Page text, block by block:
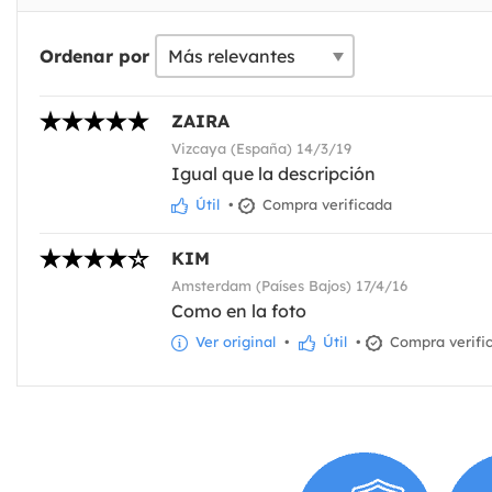
Ordenar por
ZAIRA
Vizcaya (España) 14/3/19
Igual que la descripción
Útil • Compra verificada
KIM
Amsterdam (Países Bajos) 17/4/16
Como en la foto
Ver original • Útil • Compra